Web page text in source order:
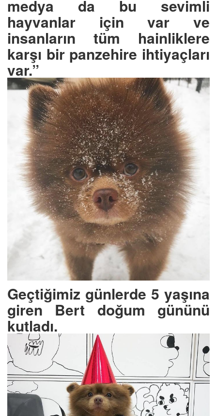
medya da bu sevimli
hayvanlar için var ve
insanların tüm hainliklere
karşı bir panzehire ihtiyaçları
var.”
Geçtiğimiz günlerde 5 yaşına
giren Bert doğum gününü
kutladı.